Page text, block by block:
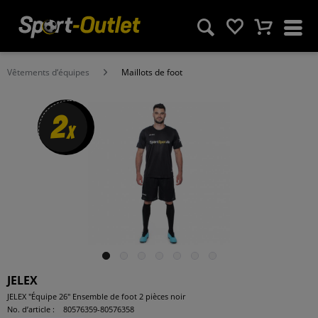
Vêtements d‘équipes Maillots de foot
2x
JELEX
JELEX "Équipe 26" Ensemble de foot 2 pièces noir
No. d’article :
80576359-80576358